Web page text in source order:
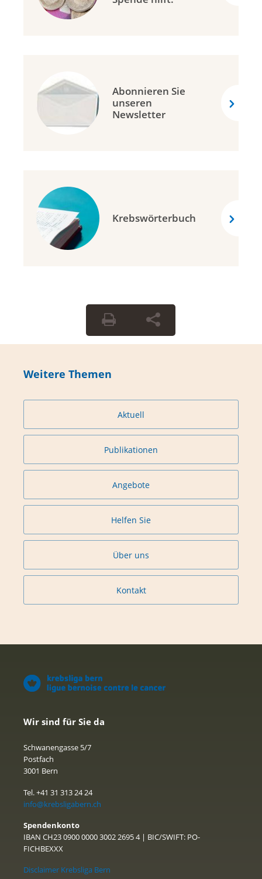
Abonnieren Sie
unseren
Newsletter
Krebswörterbuch
Weitere Themen
Aktuell
Publikationen
Angebote
Helfen Sie
Über uns
Kontakt
Wir sind für Sie da
Schwanengasse 5/7
Postfach
3001 Bern
Tel. +41 31 313 24 24
info@krebsligabern.ch
Spendenkonto
IBAN CH23 0900 0000 3002 2695 4 | BIC/SWIFT: PO-
FICHBEXXX
Disclaimer Krebsliga Bern